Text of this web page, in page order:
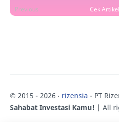
Previous Cek
© 2015 - 2026 ‧ rizensia - PT
Sahabat Investasi Kamu! | All